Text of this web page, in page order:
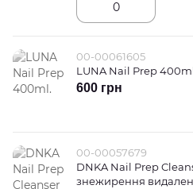
00-00061605
LUNA Nail Prep
600 грн
00-00057679
DNKA Nail Prep
знежирення